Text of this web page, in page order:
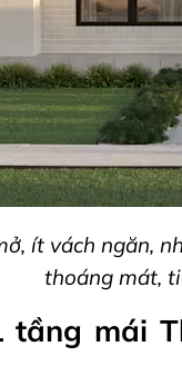
ít vách ngăn,
thoáng mát,
tầng mái